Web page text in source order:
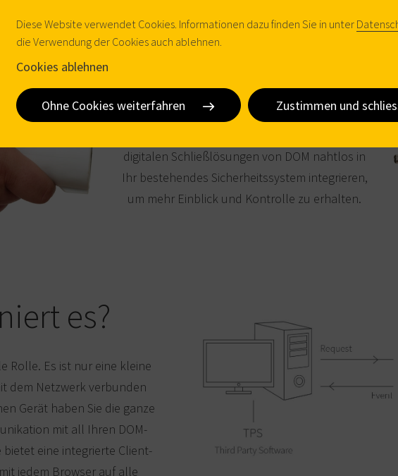
Nutzen Sie die DOM Bridge,
vorhandenen Software zu
verbinden.
digitalen Schließlösungen von DOM nahtlos in
Ihr bestehendes Sicherheitssystem integrieren,
um mehr Einblick und Kontrolle zu erhalten.
es?
Rolle. Es ist nur eine kleine
dem Netzwerk verbunden
Gerät haben Sie die ganze
mit all Ihren DOM-
bietet eine integrierte Client-
jedem Browser auf alle
Diese Website verwendet Cookies. Informationen dazu finden Sie in unter
die Verwendung der Cookies auch ablehnen.
Cookies ablehnen
Ohne Cookies weiterfahren Zustimmen und